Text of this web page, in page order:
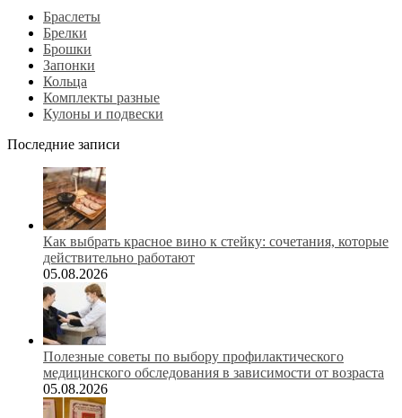
Браслеты
Брелки
Брошки
Запонки
Кольца
Комплекты разные
Кулоны и подвески
Последние записи
Как выбрать красное вино к стейку: сочетания, которые
действительно работают
05.08.2026
Полезные советы по выбору профилактического
медицинского обследования в зависимости от возраста
05.08.2026